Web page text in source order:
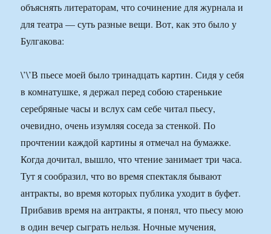
объяснять литераторам, что сочинение для журнала и
для театра — суть разные вещи. Вот, как это было у
Булгакова:
\’\’В пьесе моей было тринадцать картин. Сидя у себя
в комнатушке, я держал перед собою старенькие
серебряные часы и вслух сам себе читал пьесу,
очевидно, очень изумляя соседа за стенкой. По
прочтении каждой картины я отмечал на бумажке.
Когда дочитал, вышло, что чтение занимает три часа.
Тут я сообразил, что во время спектакля бывают
антракты, во время которых публика уходит в буфет.
Прибавив время на антракты, я понял, что пьесу мою
в один вечер сыграть нельзя. Ночные мучения,